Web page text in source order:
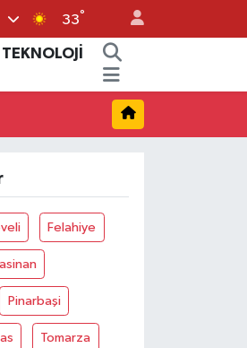
33°
Felahiye
Pinarbaşi
Tomarza